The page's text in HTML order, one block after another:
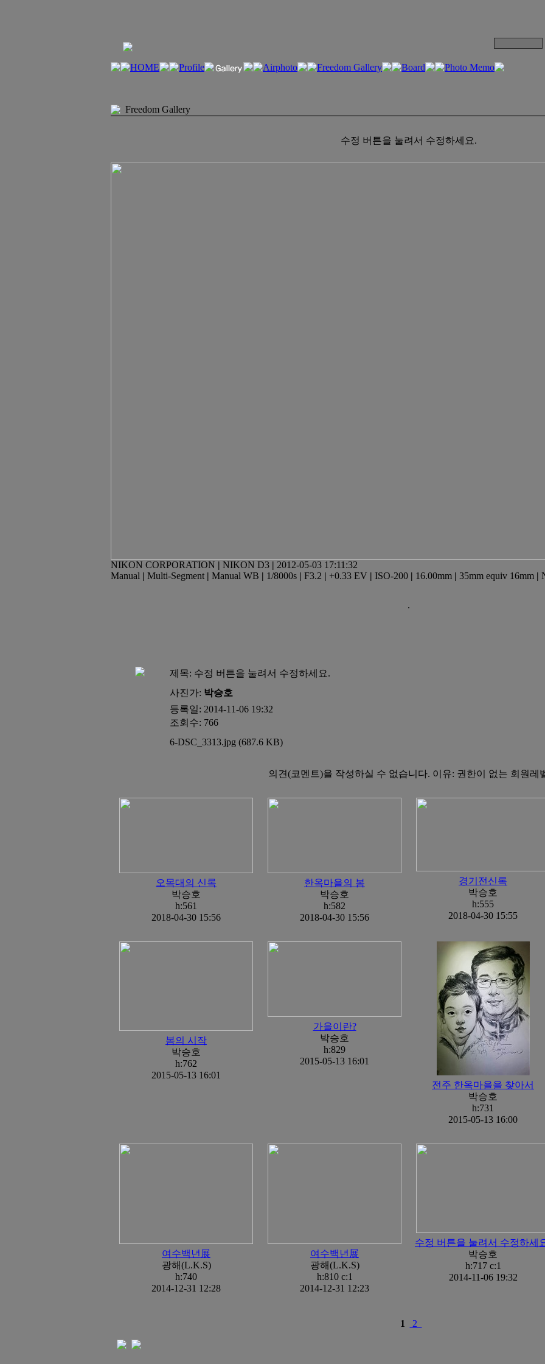
Freedom Gallery
수정 버튼을 눌려서 수정하세요.
NIKON CORPORATION | NIKON D3 | 2012-05-03 17:11:32
Manual | Multi-Segment | Manual WB | 1/8000s | F3.2 | +0.33 EV | ISO-200 | 16.00mm | 35mm equiv 16mm |
.
제목: 수정 버튼을 눌려서 수정하세요.
사진가: 박승호
등록일: 2014-11-06 19:32
조회수: 766
6-DSC_3313.jpg (687.6 KB)
의견(코멘트)을 작성하실 수 없습니다. 이유: 권한이 없는 회원레
오목대의 신록
박승호
h:561
2018-04-30 15:56
한옥마을의 봄
박승호
h:582
2018-04-30 15:56
경기전신록
박승호
h:555
2018-04-30 15:55
봄의 시작
박승호
h:762
2015-05-13 16:01
가을이란?
박승호
h:829
2015-05-13 16:01
전주 한옥마을을 찾아서
박승호
h:731
2015-05-13 16:00
여수백년展
광해(L.K.S)
h:740
2014-12-31 12:28
여수백년展
광해(L.K.S)
h:810 c:1
2014-12-31 12:23
수정 버튼을 눌려서 수정하세
박승호
h:717 c:1
2014-11-06 19:32
1 2